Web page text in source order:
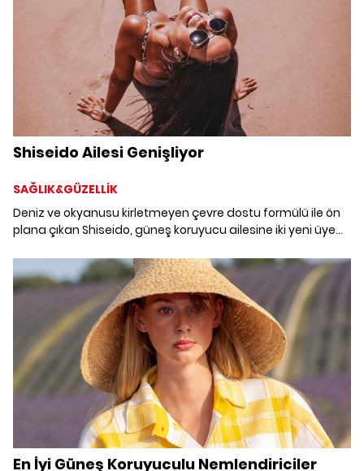
Shiseido Ailesi Genişliyor
SAĞLIK&GÜZELLİK
Deniz ve okyanusu kirletmeyen çevre dostu formülü ile ön
plana çıkan Shiseido, güneş koruyucu ailesine iki yeni üye
En İyi Güneş Koruyuculu Nemlendiriciler